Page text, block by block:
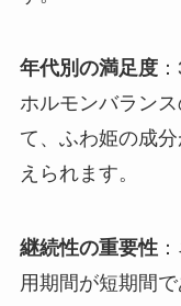
年代別の満足度
ホルモンバラン
て、ふわ姫の成
えられます。
継続性の重要性
用期間が短期間